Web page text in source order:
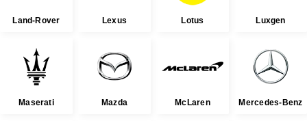
Land-Rover Lexus Lotus Luxgen
Maserati Mazda McLaren Mercedes-Benz